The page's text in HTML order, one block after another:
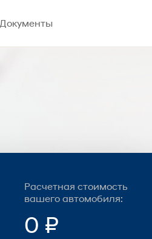
Документы
Расчетная стоимость
вашего автомобиля:
0 ₽